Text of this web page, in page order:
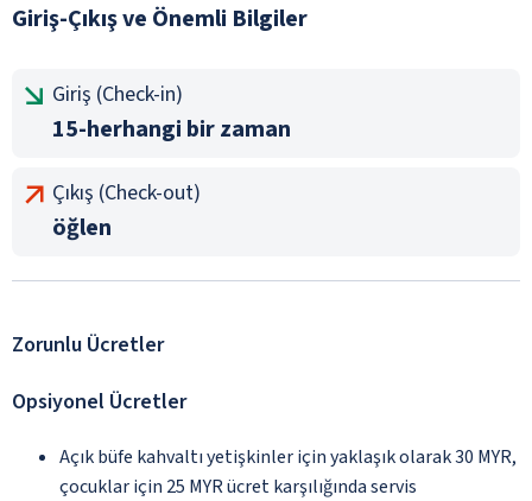
Giriş-Çıkış ve Önemli Bilgiler
Giriş (Check-in)
15-herhangi bir zaman
Çıkış (Check-out)
öğlen
Zorunlu Ücretler
Opsiyonel Ücretler
Açık büfe kahvaltı yetişkinler için yaklaşık olarak 30 MYR,
çocuklar için 25 MYR ücret karşılığında servis